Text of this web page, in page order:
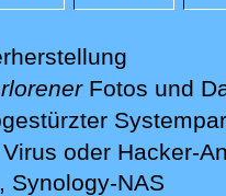
Daten mit
wir Ihnen ein
Fotos und
Datenrettung
Dateien auf
und
- soweit
oder Hacker-
und
Synology-NAS